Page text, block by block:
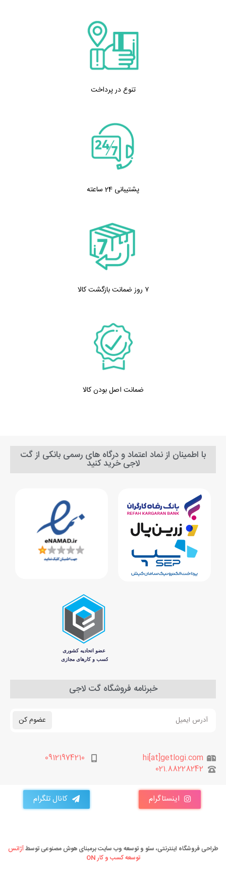
تنوع در پرداخت
پشتیبانی 24 ساعته
۷ روز ضمانت بازگشت کالا
ضمانت اصل بودن کالا
با اطمینان از نماد اعتماد و درگاه های رسمی بانکی از گت
لاجی خرید کنید
خبرنامه فروشگاه گت لاجی
عضوم کن
hi[at]getlogi.com
09121974210
021.88228242
اینستاگرام کانال تلگرام
طراحی فروشگاه اینترنتی، سئو و توسعه وب سایت برمبنای هوش مصنوعی توسطآژانس
توسعه کسب و کار ON